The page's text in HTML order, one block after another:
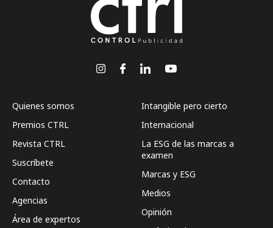
Quienes somos
Premios CTRL
Revista CTRL
Suscríbete
Contacto
Agencias
Área de expertos
Intangible pero cierto
Internacional
La ESG de las marcas a
examen
Marcas y ESG
Medios
Opinión